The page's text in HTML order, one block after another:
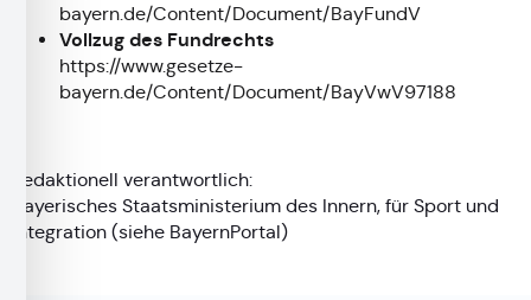
bayern.de/Content/Document/BayFundV
Vollzug des Fundrechts
https://www.gesetze-
bayern.de/Content/Document/BayVwV97188
Redaktionell verantwortlich:
Bayerisches Staatsministerium des Innern, für Sport und
Integration (siehe BayernPortal)